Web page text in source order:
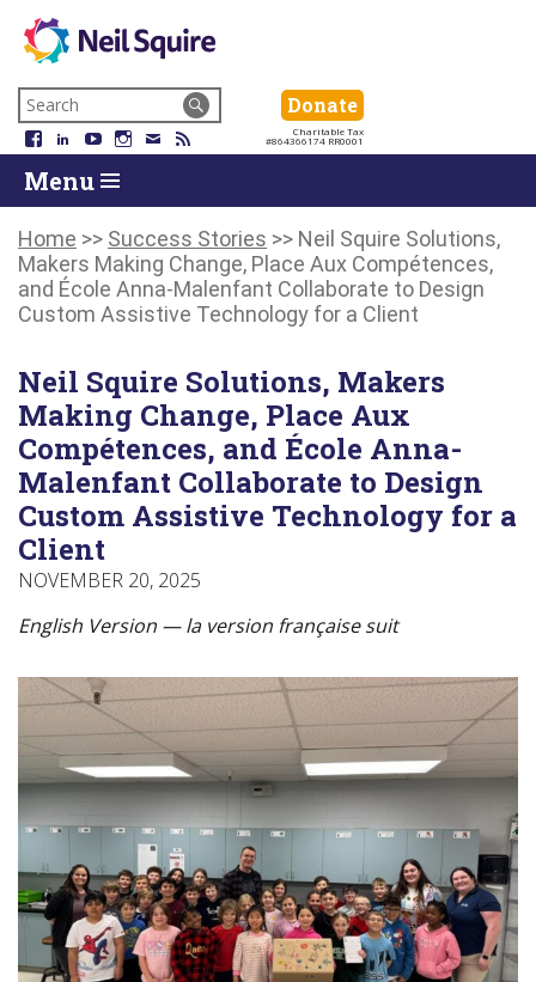
Neil
Squire
Society
use
technology,
knowledge
passion
to
empower
Canadians
with
disabilities.
Skip
Navigation
Search
for:
Facebook
LinkedInYouTubeInstagram
Email
DonateDonate
Charitable Tax
#864366174 RR0001
content
Start
Of
Main
Menu
Menu
Start
Of
Main
Menu
Home >> Success Stories >> Neil Squire Solutions,
Makers Making Change, Place Aux Compétences,
and École Anna-Malenfant Collaborate to Design
Custom Assistive Technology for a Client
Neil Squire Solutions, Makers
Making Change, Place Aux
Compétences, and École Anna-
Malenfant Collaborate to Design
Custom Assistive Technology for a
Client
NOVEMBER 20, 2025
English Version — la version française suit